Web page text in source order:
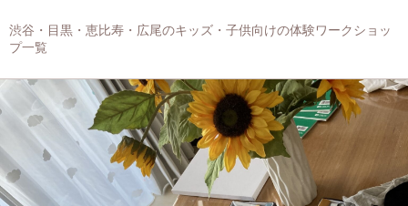
渋谷・目黒・恵比寿・広尾のキッズ・子供向けの体験ワークショッ
プ一覧